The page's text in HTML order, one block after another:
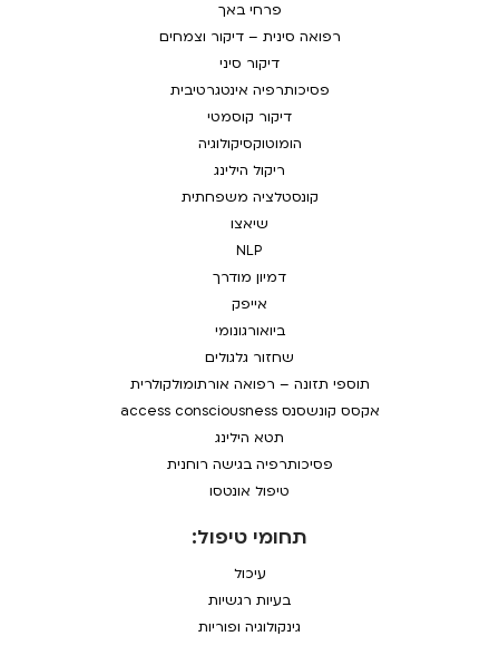
תחומי טיפול:
עיכול
בעיות רגשיות
גינקולוגיה ופוריות
פרחי באך
רפואה סינית – דיקור וצמחים
דיקור סיני
פסיכותרפיה אינטגרטיבית
דיקור קוסמטי
הומוטוקסיקולוגיה
ריקול הילינג
קונסטלציה משפחתית
שיאצו
NLP
דמיון מודרך
אייפק
ביואורגונומי
שחזור גלגולים
תוספי תזונה – רפואה אורתומולקולרית
אקסס קונשסנס access consciousness
תטא הילינג
פסיכותרפיה בגישה רוחנית
טיפול אונטסו